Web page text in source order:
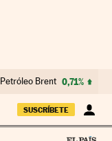
Petróleo Brent 0,71%
SUSCRÍBETE